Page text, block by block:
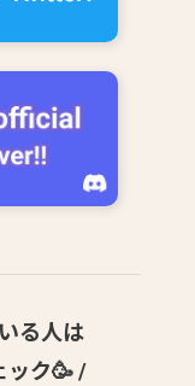
る人は
ック🥳 /